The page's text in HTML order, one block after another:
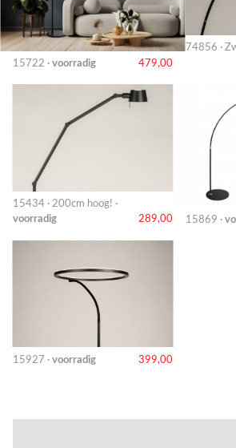
15722 · voorradig 479,00
74856 ·
15434 · 200cm hoog! ·
voorradig
289,00 15869 ·
15927 · voorradig 399,00